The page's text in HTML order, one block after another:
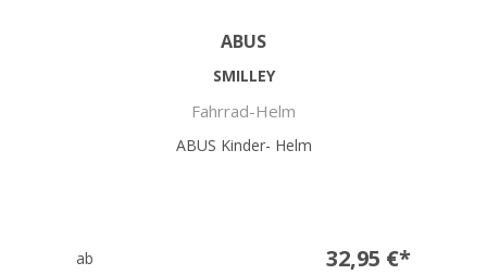
ABUS
SMILLEY
Fahrrad-Helm
ABUS Kinder- Helm
ab 32,95 €*